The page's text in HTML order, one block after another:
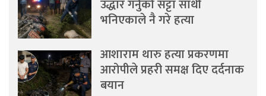
उद्धार गर्नुको सट्टा साथी
भनिएकाले नै गरे हत्या
आशाराम थारु हत्या प्रकरणमा
आरोपीले प्रहरी समक्ष दिए दर्दनाक
बयान